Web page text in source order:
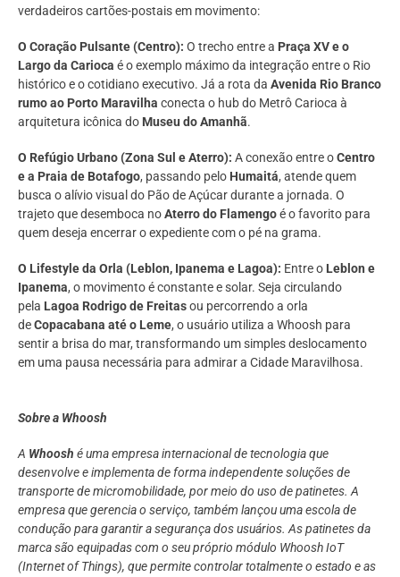
verdadeiros cartões-postais em movimento:
O Coração Pulsante (Centro): O trecho entre a Praça XV e o
Largo da Carioca é o exemplo máximo da integração entre o Rio
histórico e o cotidiano executivo. Já a rota da Avenida Rio Branco
rumo ao Porto Maravilha conecta o hub do Metrô Carioca à
arquitetura icônica do Museu do Amanhã.
O Refúgio Urbano (Zona Sul e Aterro): A conexão entre oCentro
e a Praia de Botafogo, passando pelo Humaitá, atende quem
busca o alívio visual do Pão de Açúcar durante a jornada. O
trajeto que desemboca noAterro do Flamengoé o favorito para
quem deseja encerrar o expediente com o pé na grama.
O Lifestyle da Orla (Leblon, Ipanema e Lagoa): Entre o Leblon e
Ipanema, o movimento é constante e solar. Seja circulando
pela Lagoa Rodrigo de Freitasou percorrendo a orla
deCopacabana até o Leme, o usuário utiliza a Whoosh para
sentir a brisa do mar, transformando um simples deslocamento
em uma pausa necessária para admirar a Cidade Maravilhosa.
Sobre a Whoosh
A Whoosh é uma empresa internacional de tecnologia que
desenvolve e implementa de forma independente soluções de
transporte de micromobilidade, por meio do uso de patinetes. A
empresa que gerencia o serviço, também lançou uma escola de
condução para garantir a segurança dos usuários. As patinetes da
marca são equipadas com o seu próprio módulo Whoosh IoT
(Internet of Things), que permite controlar totalmente o estado e as